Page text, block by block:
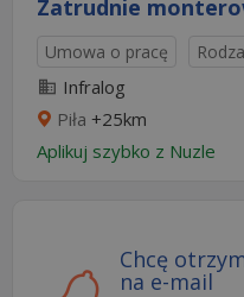
Zatrudnie
Umowa o pracę
Infralog
Piła +25km
Aplikuj szybko z Nuzle
Chcę
na e-mail